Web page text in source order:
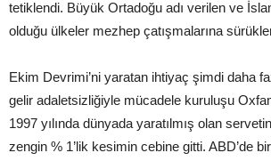
tetiklendi. Büyük Ortadoğu adı verilen ve
olduğu ülkeler mezhep çatışmalarına
Ekim Devrimi’ni yaratan ihtiyaç şimdi daha
gelir adaletsizliğiyle mücadele kuruluşu
1997 yılında dünyada yaratılmış olan
zengin % 1’lik kesimin cebine gitti. ABD’de